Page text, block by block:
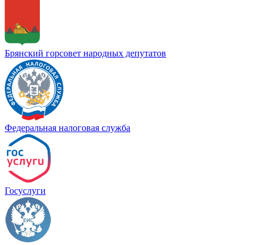
Брянский горсовет народных депутатов
Федеральная налоговая служба
Госуслуги